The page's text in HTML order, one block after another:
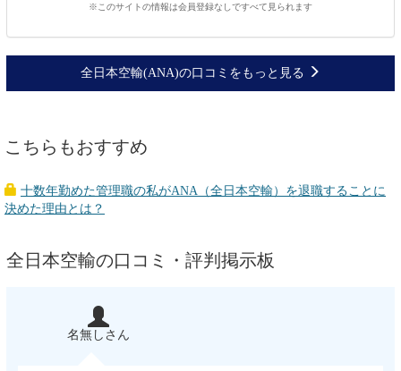
※このサイトの情報は会員登録なしですべて見られます
全日本空輸(ANA)の口コミをもっと見る
こちらもおすすめ
十数年勤めた管理職の私がANA（全日本空輸）を退職することに
決めた理由とは？
全日本空輸の口コミ・評判掲示板
名無しさん